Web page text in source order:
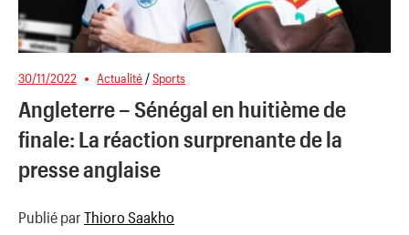
30/11/2022 Actualité /Sports
Angleterre – Sénégal en huitième de
finale: La réaction surprenante de la
presse anglaise
Publié par Thioro Saakho